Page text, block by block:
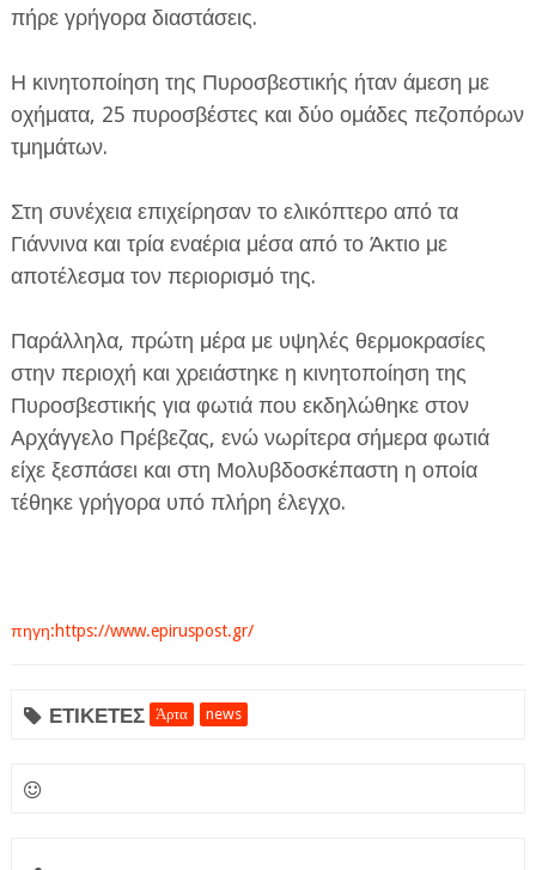
πήρε γρήγορα διαστάσεις.
Η κινητοποίηση της Πυροσβεστικής ήταν άμεση με
οχήματα, 25 πυροσβέστες και δύο ομάδες πεζοπόρων
τμημάτων.
Στη συνέχεια επιχείρησαν το ελικόπτερο από τα
Γιάννινα και τρία εναέρια μέσα από το Άκτιο με
αποτέλεσμα τον περιορισμό της.
Παράλληλα, πρώτη μέρα με υψηλές θερμοκρασίες
στην περιοχή και χρειάστηκε η κινητοποίηση της
Πυροσβεστικής για φωτιά που εκδηλώθηκε στον
Αρχάγγελο Πρέβεζας, ενώ νωρίτερα σήμερα φωτιά
είχε ξεσπάσει και στη Μολυβδοσκέπαστη η οποία
τέθηκε γρήγορα υπό πλήρη έλεγχο.
πηγη:https://www.epiruspost.gr/
ΕΤΙΚΕΤΕΣ Άρτα news